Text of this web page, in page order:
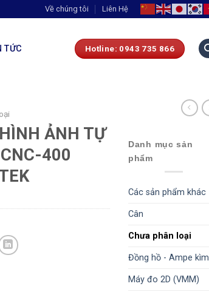
Về chúng tôi Liên Hệ
TỨC Hotline: 0943 735 866
ẢNH TỰ
400
Danh mục sản
phẩm
Các sản phẩm khác
Cân
Chưa phân loại
Đồng hồ - Ampe kìm
Máy đo 2D (VMM)